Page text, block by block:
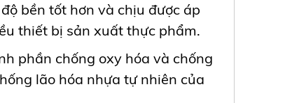
bền tốt hơn và chịu được áp
thiết bị sản xuất thực phẩm.
phần chống oxy hóa và chống
lão hóa nhựa tự nhiên của